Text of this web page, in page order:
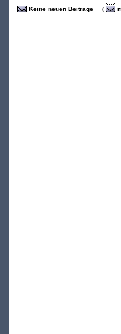
Keine neuen Beiträge
(